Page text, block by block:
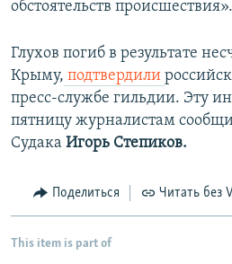
обстоятельств происшествия».
Глухов погиб в результате
Крыму, подтвердили
пресс-службе гильдии. Эту
пятницу журналистам
Судака Игорь Степиков.
Поделиться Читать без
This item is part of